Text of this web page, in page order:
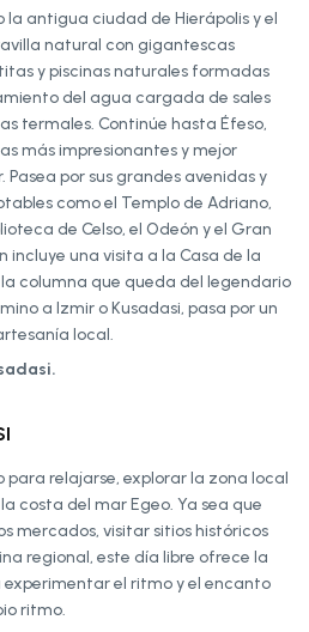
la antigua ciudad de Hierápolis y el
natural con gigantescas
y piscinas naturales formadas
del agua cargada de sales
termales. Continúe hasta Éfeso,
más impresionantes y mejor
Pasea por sus grandes avenidas y
como el Templo de Adriano,
de Celso, el Odeón y el Gran
incluye una visita a la Casa de la
columna que queda del legendario
a Izmir o Kusadasi, pasa por un
local.
relajarse, explorar la zona local
costa del mar Egeo. Ya sea que
mercados, visitar sitios históricos
regional, este día libre ofrece la
el ritmo y el encanto
ritmo.